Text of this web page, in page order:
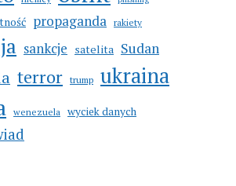
propaganda rakiety
sankcje satelita Sudan
terror trump ukraina
wenezuela wyciek danych